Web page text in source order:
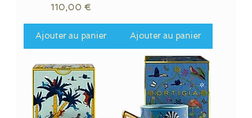
Prix
110,00 €
Ajouter au panier Ajouter au panier